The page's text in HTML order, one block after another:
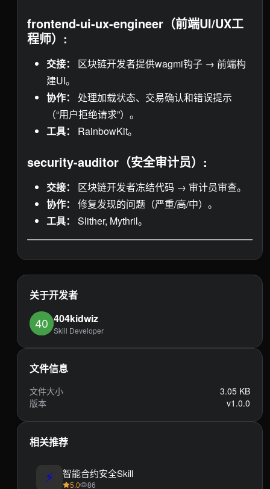
frontend-ui-ux-engineer（前端UI/UX工
程师）:
交接：
区块链开发者提供wagmi钩子 → 前端构
建UI。
协作：
处理加载状态、交易确认和错误提示
（“用户拒绝请求”）。
工具：
RainbowKit。
security-auditor（安全审计员）:
交接：
区块链开发者冻结代码 → 审计员审查。
协作：
修复发现的问题（严重/高/中）。
工具：
Slither, Mythril。
关于开发者
404kidwiz
Skill Developer
文件信息
文件大小
3.05 KB
版本
v1.0.0
相关推荐
⚡ 智能合约安全Skill
5.0 86